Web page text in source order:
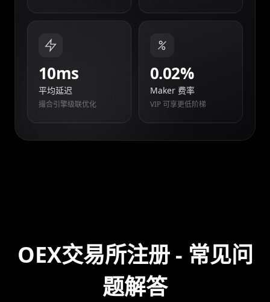
10ms
平均延迟
撮合引擎级联优化
0.02%
Maker 费率
VIP 可享更低阶梯
OEX交易所注册 - 常见问
题解答